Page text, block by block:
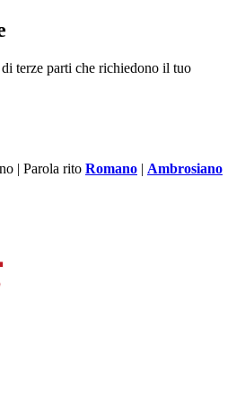
terze parti che richiedono il tuo
| Parola rito Romano | Ambrosiano